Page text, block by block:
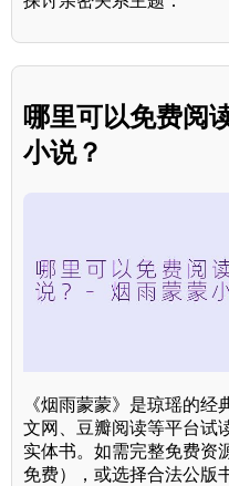
哪里可以免费阅
小说？
《烟雨蒙蒙》是琼瑶的
文网、豆瓣阅读等平台试
实体书。如需完整免费资
免费），或选择合法公版